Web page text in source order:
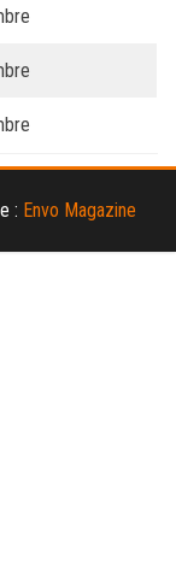
: Envo Magazine